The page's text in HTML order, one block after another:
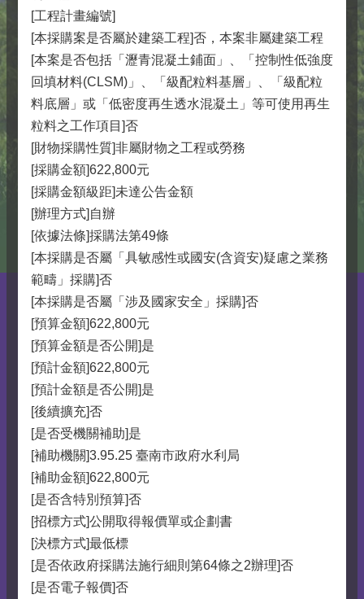
[工程計畫編號]
[本採購案是否屬於建築工程]否，本案非屬建築工程
[本案是否包括「瀝青混凝土鋪面」、「控制性低強度
回填材料(CLSM)」、「級配粒料基層」、「級配粒
料底層」或「低密度再生透水混凝土」等可使用再生
粒料之工作項目]否
[財物採購性質]非屬財物之工程或勞務
[採購金額]622,800元
[採購金額級距]未達公告金額
[辦理方式]自辦
[依據法條]採購法第49條
[本採購是否屬「具敏感性或國安(含資安)疑慮之業務
範疇」採購]否
[本採購是否屬「涉及國家安全」採購]否
[預算金額]622,800元
[預算金額是否公開]是
[預計金額]622,800元
[預計金額是否公開]是
[後續擴充]否
[是否受機關補助]是
[補助機關]3.95.25 臺南市政府水利局
[補助金額]622,800元
[是否含特別預算]否
[招標方式]公開取得報價單或企劃書
[決標方式]最低標
[是否依政府採購法施行細則第64條之2辦理]否
[是否電子報價]否